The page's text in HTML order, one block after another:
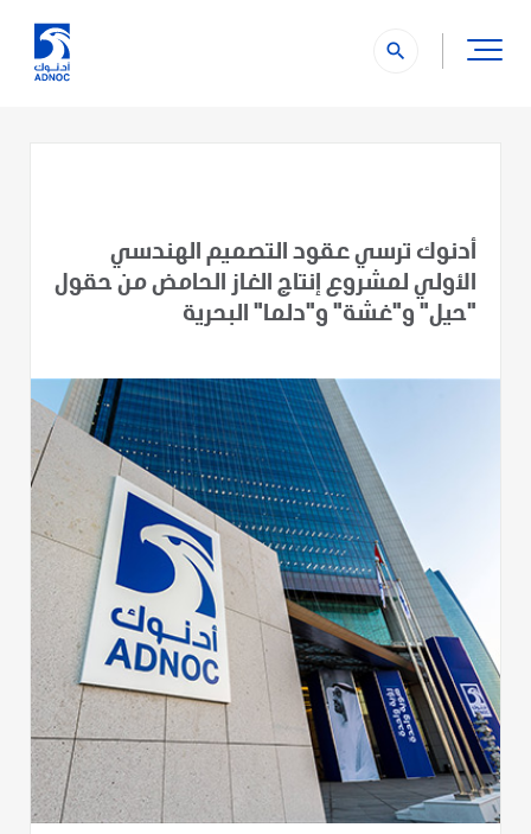
search
أدنوك ترسي عقود التصميم الهندسي
الأولي لمشروع إنتاج الغاز الحامض من حقول
"حيل" و"غشة" و"دلما" البحرية